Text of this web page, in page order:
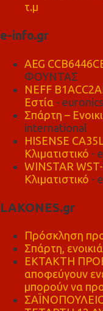
τ.μ
e-info.gr
AEG
ΦΟΥΝΤΑΣ
NEFF
Εστία -
Σπάρτη –
international
HISENSE
Κλιματιστικό -
WINSTAR
Κλιματιστικό -
LAKONES.gr
Πρόσκληση
Σπάρτη,
ΕΚΤΑΚΤΗ
αποφεύγουν
μπορούν να